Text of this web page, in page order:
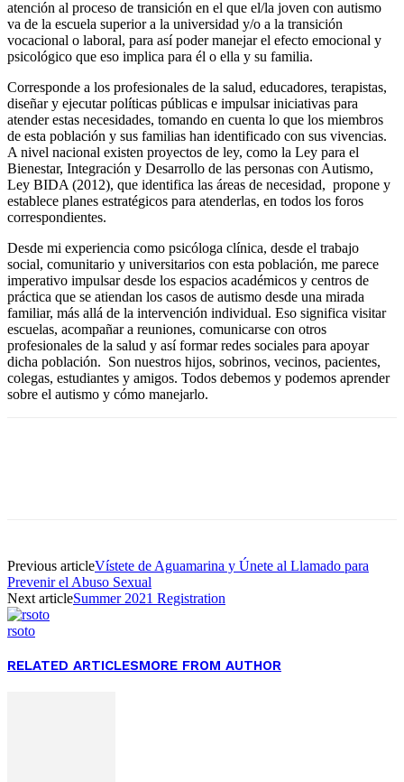
atención al proceso de transición en el que el/la joven con autismo
va de la escuela superior a la universidad y/o a la transición
vocacional o laboral, para así poder manejar el efecto emocional y
psicológico que eso implica para él o ella y su familia.
Corresponde a los profesionales de la salud, educadores, terapistas,
diseñar y ejecutar políticas públicas e impulsar iniciativas para
atender estas necesidades, tomando en cuenta lo que los miembros
de esta población y sus familias han identificado con sus vivencias.
A nivel nacional existen proyectos de ley, como la Ley para el
Bienestar, Integración y Desarrollo de las personas con Autismo,
Ley BIDA (2012), que identifica las áreas de necesidad, propone y
establece planes estratégicos para atenderlas, en todos los foros
correspondientes.
Desde mi experiencia como psicóloga clínica, desde el trabajo
social, comunitario y universitarios con esta población, me parece
imperativo impulsar desde los espacios académicos y centros de
práctica que se atiendan los casos de autismo desde una mirada
familiar, más allá de la intervención individual. Eso significa visitar
escuelas, acompañar a reuniones, comunicarse con otros
profesionales de la salud y así formar redes sociales para apoyar
dicha población. Son nuestros hijos, sobrinos, vecinos, pacientes,
colegas, estudiantes y amigos. Todos debemos y podemos aprender
sobre el autismo y cómo manejarlo.
Previous articleVístete de Aguamarina y Únete al Llamado para
Prevenir el Abuso Sexual
Next articleSummer 2021 Registration
rsoto
RELATED ARTICLESMORE FROM AUTHOR